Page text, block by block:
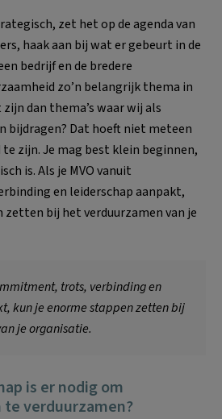
zet het op de agenda van
haak aan bij wat er gebeurt in de
bedrijf en de bredere
zo’n belangrijk thema in
dan thema’s waar wij als
bijdragen? Dat hoeft niet meteen
zijn. Je mag best klein beginnen,
is. Als je MVO vanuit
en leiderschap aanpakt,
zetten bij het verduurzamen van je
trots, verbinding en
kun je enorme stappen zetten bij
je organisatie.
is er nodig om
verduurzamen?